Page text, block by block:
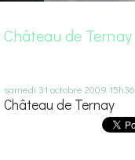
Château de Ternay
samedi 31 octobre 2009 15h36
Château de Ternay